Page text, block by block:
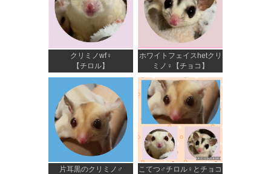
クリミノwf♀
【チロル】
ホワイトフェイスhetクリ
ミノ♀【チョコ】
片耳黒のクリミノ♂
こてつ♂チロル♀とチョコ